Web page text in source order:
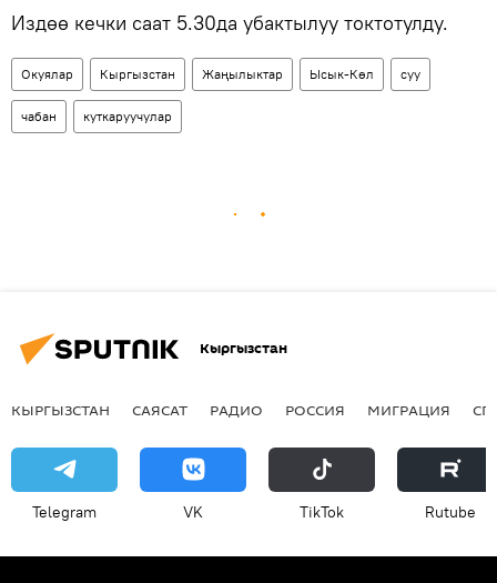
Издөө кечки саат 5.30да убактылуу токтотулду.
Окуялар Кыргызстан Жаңылыктар Ысык-Көл суу
чабан куткаруучулар
Кыргызстан
КЫРГЫЗСТАН САЯСАТ РАДИО РОССИЯ МИГРАЦИЯ
Telegram VK ТikТоk Rutube